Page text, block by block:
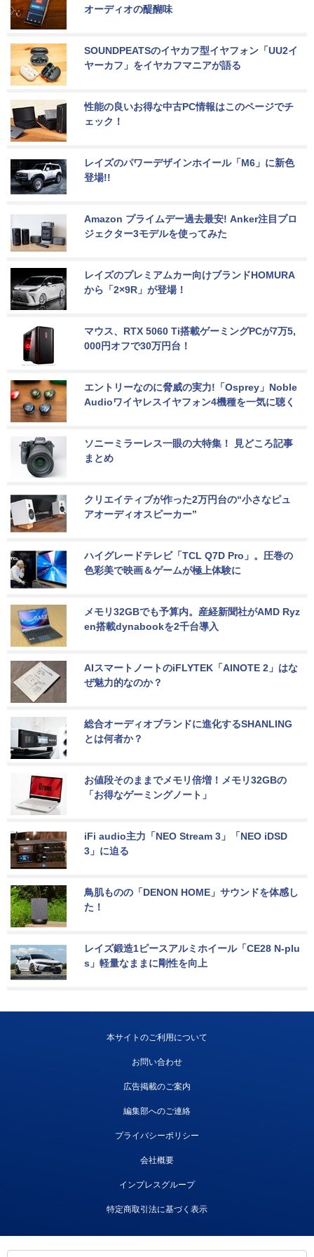
オーディオの醍醐味
SOUNDPEATSのイヤカフ型イヤフォン「UU2イ
ヤーカフ」をイヤカフマニアが語る
性能の良いお得な中古PC情報はこのページでチ
ェック！
レイズのパワーデザインホイール「M6」に新色
登場!!
Amazon プライムデー過去最安! Anker注目プロ
ジェクター3モデルを使ってみた
レイズのプレミアムカー向けブランドHOMURA
から「2×9R」が登場！
マウス、RTX 5060 Ti搭載ゲーミングPCが7万5,
000円オフで30万円台！
エントリーなのに脅威の実力!「Osprey」Noble
Audioワイヤレスイヤフォン4機種を一気に聴く
ソニーミラーレス一眼の大特集！ 見どころ記事
まとめ
クリエイティブが作った2万円台の“小さなピュ
アオーディオスピーカー”
ハイグレードテレビ「TCL Q7D Pro」。圧巻の
色彩美で映画＆ゲームが極上体験に
メモリ32GBでも予算内。産経新聞社がAMD Ryz
en搭載dynabookを2千台導入
AIスマートノートのiFLYTEK「AINOTE 2」はな
ぜ魅力的なのか？
総合オーディオブランドに進化するSHANLING
とは何者か？
お値段そのままでメモリ倍増！メモリ32GBの
「お得なゲーミングノート」
iFi audio主力「NEO Stream 3」「NEO iDSD
3」に迫る
鳥肌ものの「DENON HOME」サウンドを体感し
た！
レイズ鍛造1ピースアルミホイール「CE28 N-plu
s」軽量なままに剛性を向上
本サイトのご利用について
お問い合わせ
広告掲載のご案内
編集部へのご連絡
プライバシーポリシー
会社概要
インプレスグループ
特定商取引法に基づく表示